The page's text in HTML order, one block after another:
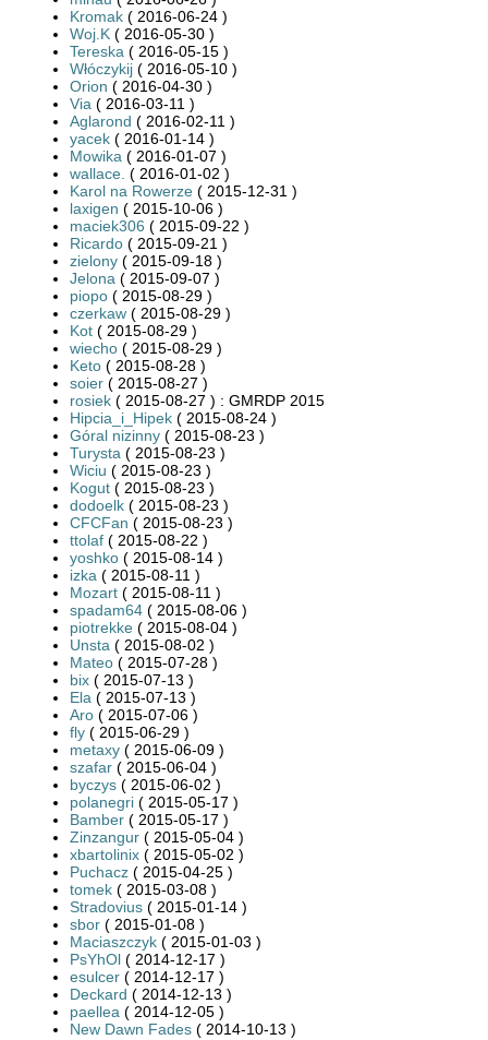
Kromak ( 2016-06-24 )
Woj.K ( 2016-05-30 )
Tereska ( 2016-05-15 )
Włóczykij ( 2016-05-10 )
Orion ( 2016-04-30 )
Via ( 2016-03-11 )
Aglarond ( 2016-02-11 )
yacek ( 2016-01-14 )
Mowika ( 2016-01-07 )
wallace. ( 2016-01-02 )
Karol na Rowerze ( 2015-12-31 )
laxigen ( 2015-10-06 )
maciek306 ( 2015-09-22 )
Ricardo ( 2015-09-21 )
zielony ( 2015-09-18 )
Jelona ( 2015-09-07 )
piopo ( 2015-08-29 )
czerkaw ( 2015-08-29 )
Kot ( 2015-08-29 )
wiecho ( 2015-08-29 )
Keto ( 2015-08-28 )
soier ( 2015-08-27 )
rosiek ( 2015-08-27 ) : GMRDP 2015
Hipcia_i_Hipek ( 2015-08-24 )
Góral nizinny ( 2015-08-23 )
Turysta ( 2015-08-23 )
Wiciu ( 2015-08-23 )
Kogut ( 2015-08-23 )
dodoelk ( 2015-08-23 )
CFCFan ( 2015-08-23 )
ttolaf ( 2015-08-22 )
yoshko ( 2015-08-14 )
izka ( 2015-08-11 )
Mozart ( 2015-08-11 )
spadam64 ( 2015-08-06 )
piotrekke ( 2015-08-04 )
Unsta ( 2015-08-02 )
Mateo ( 2015-07-28 )
bix ( 2015-07-13 )
Ela ( 2015-07-13 )
Aro ( 2015-07-06 )
fly ( 2015-06-29 )
metaxy ( 2015-06-09 )
szafar ( 2015-06-04 )
byczys ( 2015-06-02 )
polanegri ( 2015-05-17 )
Bamber ( 2015-05-17 )
Zinzangur ( 2015-05-04 )
xbartolinix ( 2015-05-02 )
Puchacz ( 2015-04-25 )
tomek ( 2015-03-08 )
Stradovius ( 2015-01-14 )
sbor ( 2015-01-08 )
Maciaszczyk ( 2015-01-03 )
PsYhOl ( 2014-12-17 )
esulcer ( 2014-12-17 )
Deckard ( 2014-12-13 )
paellea ( 2014-12-05 )
New Dawn Fades ( 2014-10-13 )